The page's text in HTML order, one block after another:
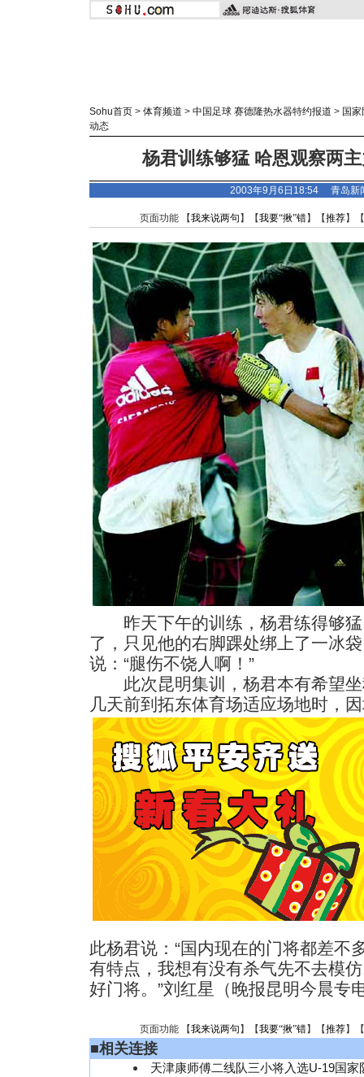
Sohu首页 > 体育频道 > 中国足球 赛德隆热水器特约报道 > 国家
动态
杨君训练够猛 哈恩观察两
2003年9月6日18:54 青岛新
页面功能 【我来说两句 】【我要“揪”错】【推荐】
昨天下午的训练，杨君练得够猛
了，只见他的右脚踝处绑上了一冰
说：“腿伤不饶人啊！”
此次昆明集训，杨君本有希望坐
几天前到拓东体育场适应场地时，
此杨君说：“国内现在的门将都差不
有特点，我想有没有杀气先不去模
好门将。”刘红星（晚报昆明今晨专
页面功能 【我来说两句 】【我要“揪”错】【推荐】
■相关连接
天津康师傅二线队三小将入选U-19国家